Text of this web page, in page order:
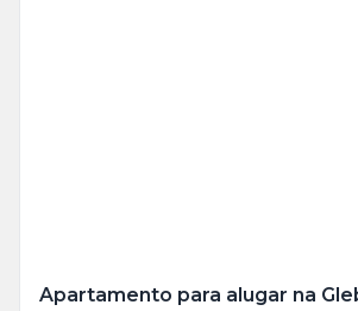
Apartamento para alugar na